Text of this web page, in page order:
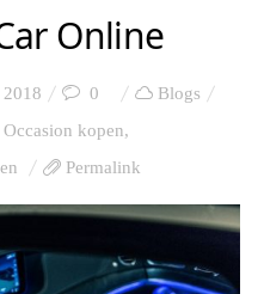
Online
0
Blogs
Occasion kopen,
Permalink